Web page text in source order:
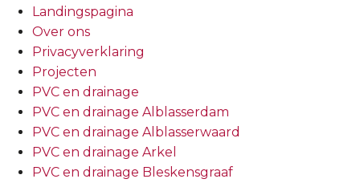
Landingspagina
Over ons
Privacyverklaring
Projecten
PVC en drainage
PVC en drainage Alblasserdam
PVC en drainage Alblasserwaard
PVC en drainage Arkel
PVC en drainage Bleskensgraaf